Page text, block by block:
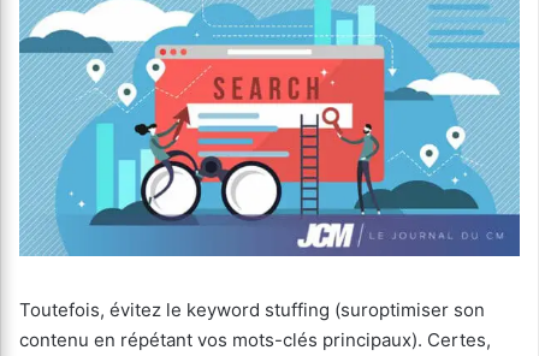
Toutefois, évitez le keyword stuffing (suroptimiser son
contenu en répétant vos mots-clés principaux). Certes,